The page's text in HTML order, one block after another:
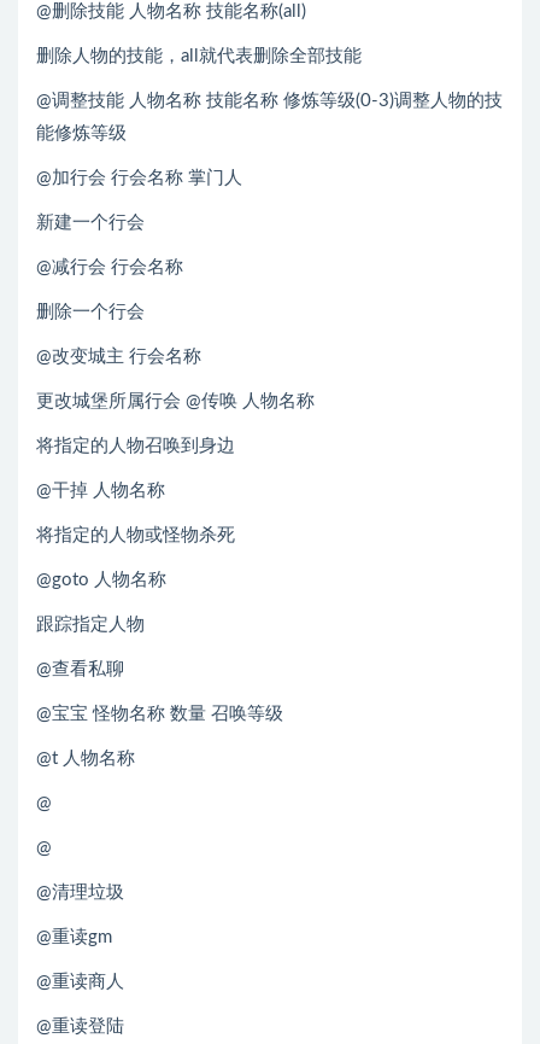
@删除技能 人物名称 技能名称(all)
删除人物的技能，all就代表删除全部技能
@调整技能 人物名称 技能名称 修炼等级(0-3)调整人物的技
能修炼等级
@加行会 行会名称 掌门人
新建一个行会
@减行会 行会名称
删除一个行会
@改变城主 行会名称
更改城堡所属行会 @传唤 人物名称
将指定的人物召唤到身边
@干掉 人物名称
将指定的人物或怪物杀死
@goto 人物名称
跟踪指定人物
@查看私聊
@宝宝 怪物名称 数量 召唤等级
@t 人物名称
@
@
@清理垃圾
@重读gm
@重读商人
@重读登陆